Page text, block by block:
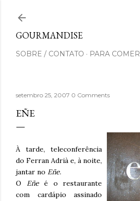
GOURMANDISE
SOBRE / CONTATO PARA COMER
setembro 25, 2007 0 Comments
EÑE
À tarde, teleconferência
do Ferran Adrià e, à noite,
jantar no Eñe.
O Eñeé o restaurante
com cardápio assinado